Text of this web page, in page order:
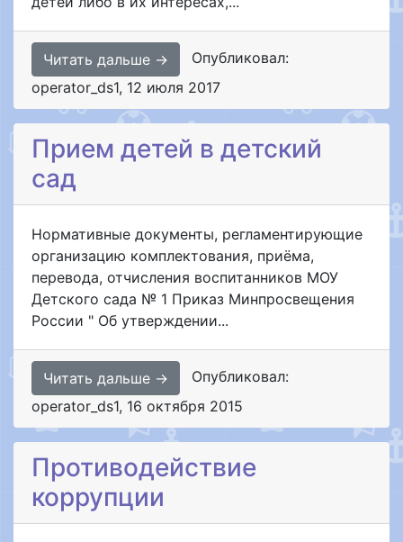
Читать дальше →
Опубликовал:
operator_ds1, 12 июля 2017
Прием детей в детский
сад
Нормативные документы, регламентирующие
организацию комплектования, приёма,
перевода, отчисления воспитанников МОУ
Детского сада № 1 Приказ Минпросвещения
России " Об утверждении...
Читать дальше →
Опубликовал:
operator_ds1, 16 октября 2015
Противодействие
коррупции